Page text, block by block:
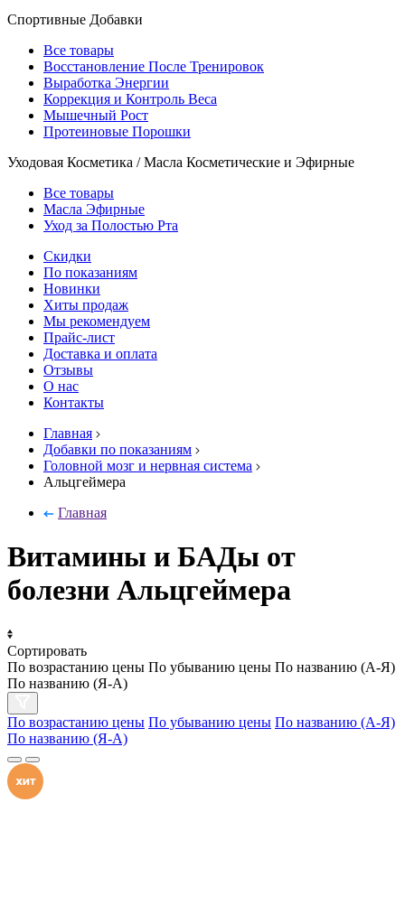
Спортивные Добавки
Все товары
Восстановление После Тренировок
Выработка Энергии
Коррекция и Контроль Веса
Мышечный Рост
Протеиновые Порошки
Уходовая Косметика / Масла Косметические и Эфирные
Все товары
Масла Эфирные
Уход за Полостью Рта
Скидки
По показаниям
Новинки
Хиты продаж
Мы рекомендуем
Прайс-лист
Доставка и оплата
Отзывы
О нас
Контакты
Главная
Добавки по показаниям
Головной мозг и нервная система
Альцгеймера
Главная
Витамины и БАДы от
болезни Альцгеймера
Сортировать
По возрастанию цены По убыванию цены По названию (А-Я)
По названию (Я-А)
По возрастанию цены По убыванию цены По названию (А-Я)
По названию (Я-А)